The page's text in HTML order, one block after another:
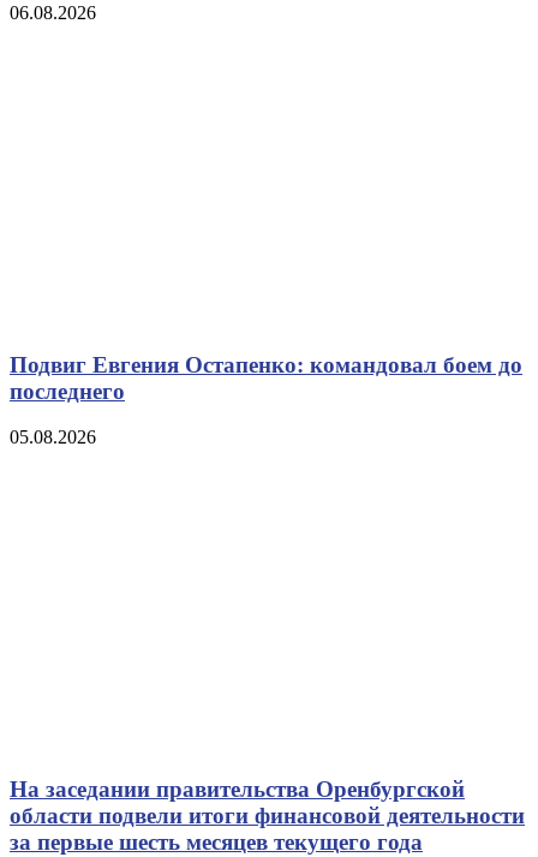
06.08.2026
Подвиг Евгения Остапенко: командовал боем до
последнего
05.08.2026
На заседании правительства Оренбургской
области подвели итоги финансовой деятельности
за первые шесть месяцев текущего года